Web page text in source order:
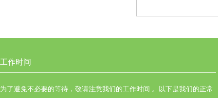
工作时间
为了避免不必要的等待，敬请注意我们的工作时间 。以下是我们的正常